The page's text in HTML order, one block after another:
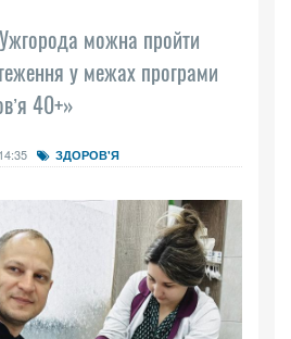
можна пройти
у межах програми
40+»
ЗДОРОВ'Я